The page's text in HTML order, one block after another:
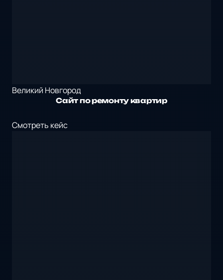
Великий Новгород
Сайт по ремонту квартир
Смотреть кейс